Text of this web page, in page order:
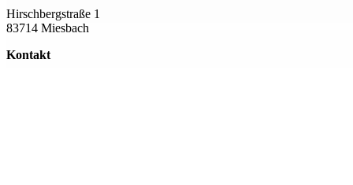
Hirschbergstraße 1
83714 Miesbach
Kontakt